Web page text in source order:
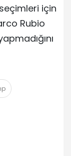
için
Rubio